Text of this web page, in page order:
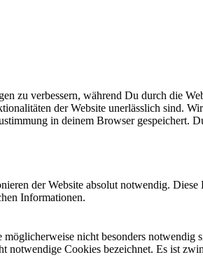
zu verbessern, während Du durch die
der Website unerlässlich sind.
in deinem Browser gespeichert.
der Website absolut notwendig.
Informationen.
nicht besonders
notwendige Cookies bezeichnet. Es ist